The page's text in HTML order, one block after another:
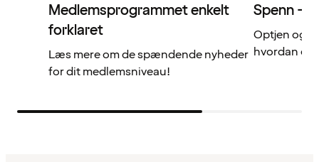
Medlemsprogrammet enkelt
forklaret
Læs mere om de spændende nyheder
for dit medlemsniveau!
Spenn –
Optjen og
hvordan